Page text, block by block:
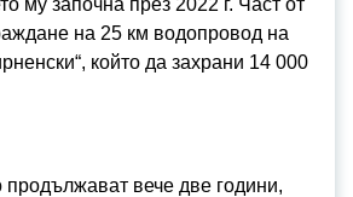
му започна през 2022 г. Част от
на 25 км водопровод на
който да захрани 14 000
продължават вече две години,